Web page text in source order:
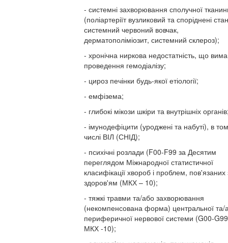
- системні захворювання сполучної
(поліартеріїт вузликовий та споріднені
системний червоний вовчак,
дерматополіміозит, системний склероз);
- хронічна ниркова недостатність, що
проведення гемодіалізу;
- цироз печінки будь-якої етіології;
- емфізема;
- глибокі мікози шкіри та внутрішніх
- імунодефіцити (уроджені та набуті), в
числі ВІЛ (СНІД);
- психічні розлади (F00-F99 за Десятим
переглядом Міжнародної статистичної
класифікації хвороб і проблем, пов'язаних
здоров'ям (МКХ – 10);
- тяжкі травми та/або захворювання
(некомпенсована форма) центральної та/
периферичної нервової системи (G00-
МКХ -10);